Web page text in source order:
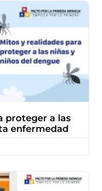
proteger a las
enfermedad